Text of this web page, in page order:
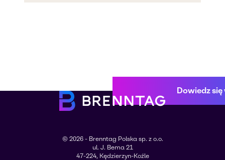
Dowiedz
© 2026 - Brenntag Polska sp. z o.o.
ul. J. Bema 21
47-224, Kędzierzyn-Koźle